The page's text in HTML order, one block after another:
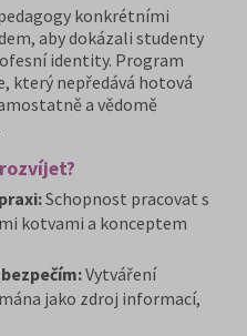
konkrétními
aby dokázali studenty
identity. Program
který nepředává hotová
a vědomě
Schopnost pracovat s
kotvami a konceptem
Vytváření
jako zdroj informací,